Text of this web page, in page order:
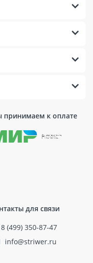
принимаем к оплате
для связи
8 (499) 350-87-47
info@striwer.ru